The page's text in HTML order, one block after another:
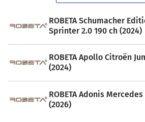
ROBETA Schumacher
Sprinter 2.0 190 ch (2024)
ROBETA Apollo Citroën
(2024)
ROBETA Adonis
(2026)